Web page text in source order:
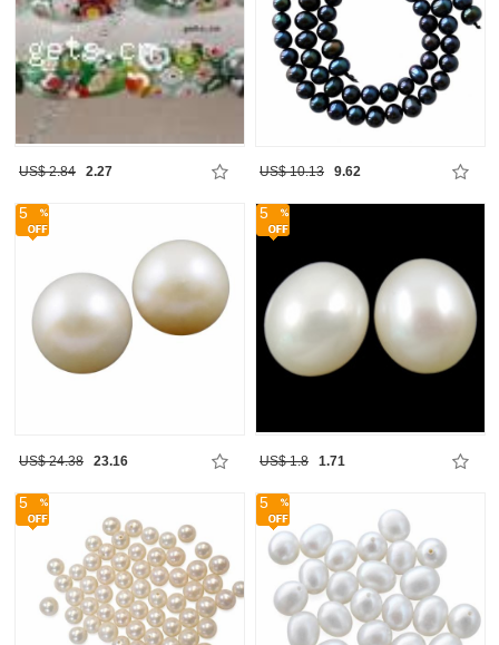
US$ 2.84 2.27 US$ 10.13 9.62
5
US$ 24.38 23.16
5
US$ 1.8 1.71
5 5